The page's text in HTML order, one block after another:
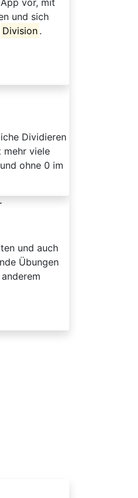
vor, mit
und sich
Division .
Dividieren
mehr viele
ohne 0 im
und auch
Übungen